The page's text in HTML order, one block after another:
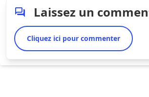
Laissez un
Cliquez ici pour commenter